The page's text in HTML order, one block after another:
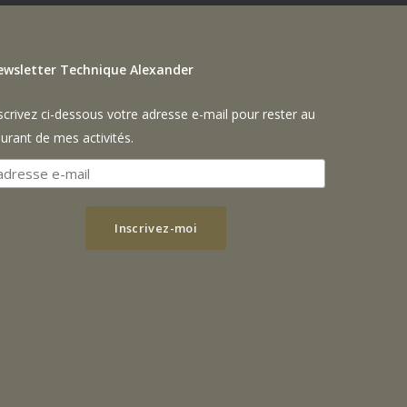
Technique Alexander
ci-dessous votre adresse e-mail pour rester au
de mes activités.